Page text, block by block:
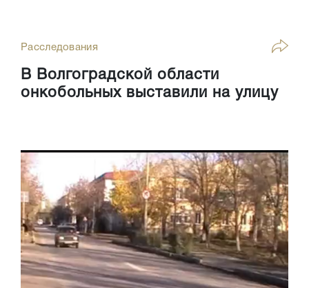
Расследования
В Волгоградской области
онкобольных выставили на улицу